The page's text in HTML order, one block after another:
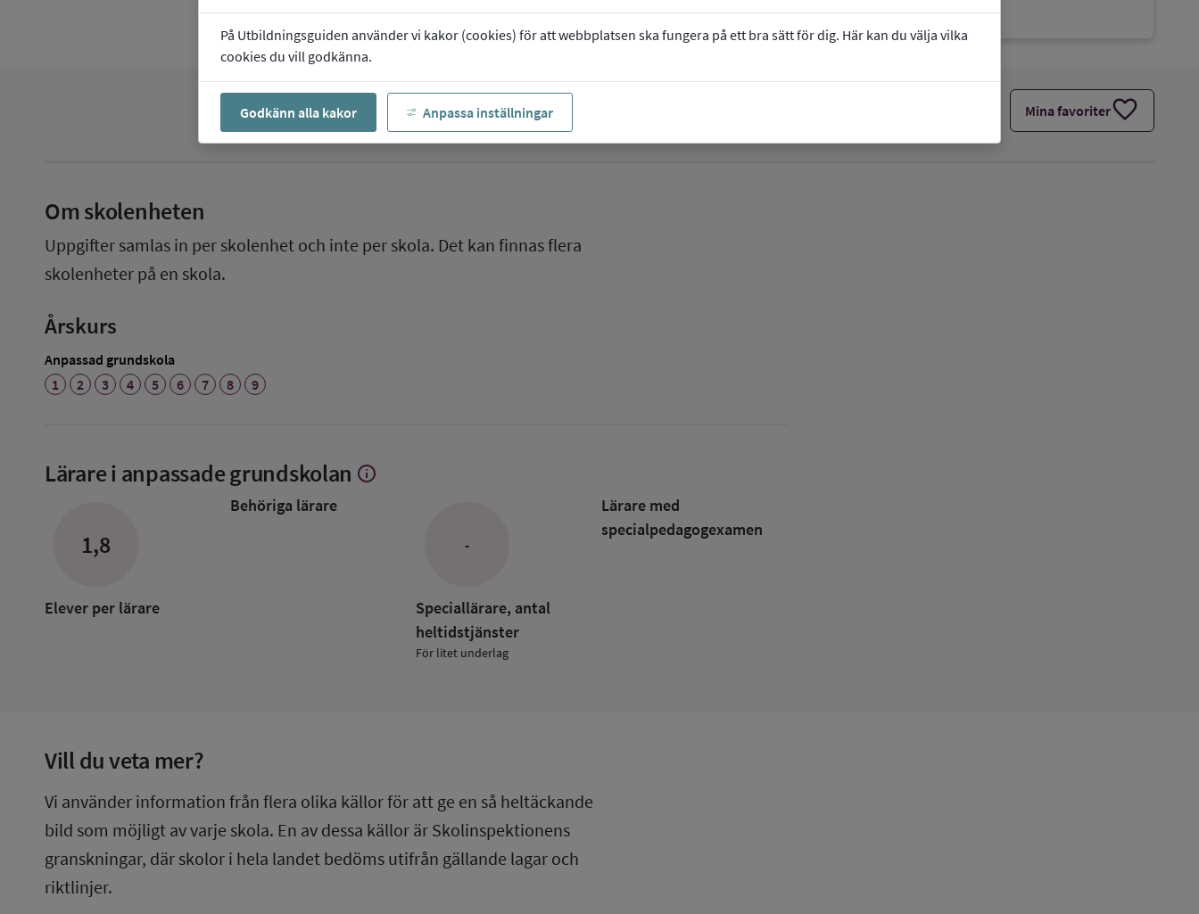
På Utbildningsguiden använder vi kakor (cookies) för att webbplatsen ska fungera på ett bra sätt för dig. Här kan du välja vilka
cookies du vill godkänna.
Godkänn alla kakor Anpassa inställningar Mina favoriterfavorite
Om skolenheten
Uppgifter samlas in per skolenhet och inte per skola. Det kan finnas flera
skolenheter på en skola.
Årskurs
Anpassad grundskola
1
2 3 4 5 6 7 8 9
Lärare i anpassade grundskolan Visa
info
1,8
Elever per lärare
Behöriga lärare
-
Speciallärare, antal
heltidstjänster
För litet underlag
Lärare med
specialpedagog­examen
Vill du veta mer?
Vi använder information från flera olika källor för att ge en så heltäckande
bild som möjligt av varje skola. En av dessa källor är Skolinspektionens
granskningar, där skolor i hela landet bedöms utifrån gällande lagar och
riktlinjer.